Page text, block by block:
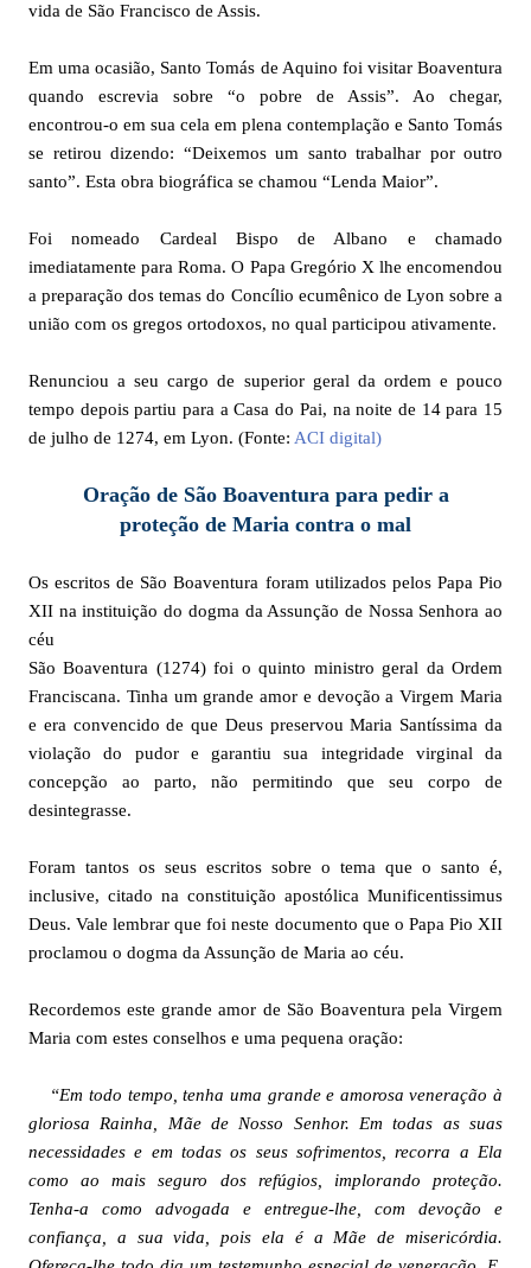
vida de São Francisco de Assis.
Em uma ocasião, Santo Tomás de Aquino foi visitar Boaventura
quando escrevia sobre “o pobre de Assis”. Ao chegar,
encontrou-o em sua cela em plena contemplação e Santo Tomás
se retirou dizendo: “Deixemos um santo trabalhar por outro
santo”. Esta obra biográfica se chamou “Lenda Maior”.
Foi nomeado Cardeal Bispo de Albano e chamado
imediatamente para Roma. O Papa Gregório X lhe encomendou
a preparação dos temas do Concílio ecumênico de Lyon sobre a
união com os gregos ortodoxos, no qual participou ativamente.
Renunciou a seu cargo de superior geral da ordem e pouco
tempo depois partiu para a Casa do Pai, na noite de 14 para 15
de julho de 1274, em Lyon. (Fonte: ACI digital)
Oração de São Boaventura para pedir a
proteção de Maria contra o mal
Os escritos de São Boaventura foram utilizados pelos Papa Pio
XII na instituição do dogma da Assunção de Nossa Senhora ao
céu
São Boaventura (1274) foi o quinto ministro geral da Ordem
Franciscana. Tinha um grande amor e devoção a Virgem Maria
e era convencido de que Deus preservou Maria Santíssima da
violação do pudor e garantiu sua integridade virginal da
concepção ao parto, não permitindo que seu corpo de
desintegrasse.
Foram tantos os seus escritos sobre o tema que o santo é,
inclusive, citado na constituição apostólica Munificentissimus
Deus. Vale lembrar que foi neste documento que o Papa Pio XII
proclamou o dogma da Assunção de Maria ao céu.
Recordemos este grande amor de São Boaventura pela Virgem
Maria com estes conselhos e uma pequena oração:
“Em todo tempo, tenha uma grande e amorosa veneração à
gloriosa Rainha, Mãe de Nosso Senhor. Em todas as suas
necessidades e em todas os seus sofrimentos, recorra a Ela
como ao mais seguro dos refúgios, implorando proteção.
Tenha-a como advogada e entregue-lhe, com devoção e
confiança, a sua vida, pois ela é a Mãe de misericórdia.